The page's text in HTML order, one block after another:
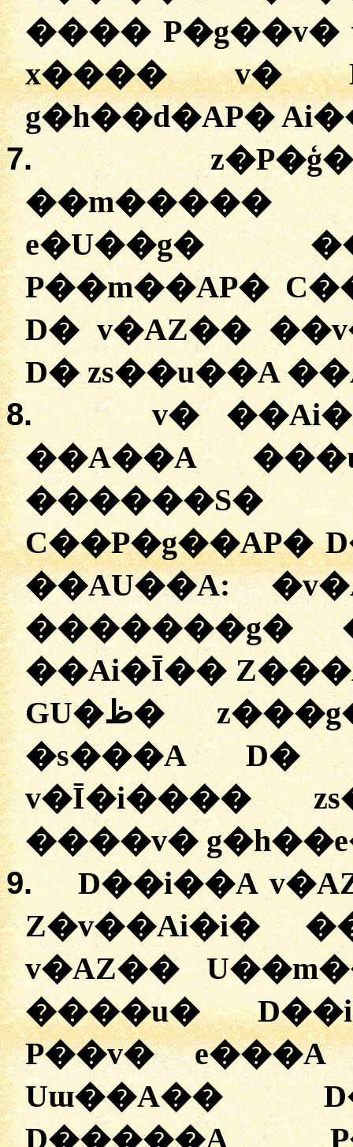
���� P�g��v�
x���� v�
g�h��d�AP�
7.
��m�����
e�U��g�
P��m��AP�
D� v�AZ��
D� zs��u��A
8.
v�
��A��A
C��P�g��AP�
��AU��A:�
�������g�
��Ai�Ī��
GU�ظ� z���g�, D� v�Ī�i����
�s���A D�
v�Ī�i����
����v�
9.
D��i��A
Z�v��Ai�i�
v�AZ��
����u�
P��v�
Uɯ��A��
D�����A